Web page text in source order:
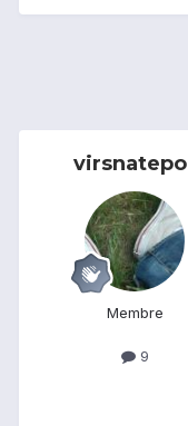
virsnatepo
Membre
9